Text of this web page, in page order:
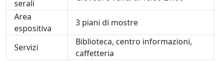
serali
Area
espositiva
3 piani di mostre
Servizi
Biblioteca, centro informazioni,
caffetteria